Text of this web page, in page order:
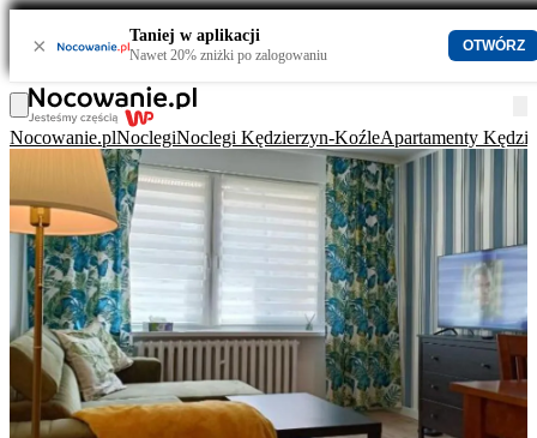
× Taniej w aplikacji
Nawet 20% zniżki po zalogowaniu
OTWÓRZ
Nocowanie.plNoclegiNoclegi Kędzierzyn-KoźleApartamenty